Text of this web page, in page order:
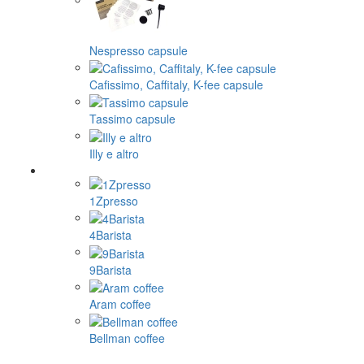
Nespresso capsule
Cafissimo, Caffitaly, K-fee capsule
Tassimo capsule
Illy e altro
1Zpresso
4Barista
9Barista
Aram coffee
Bellman coffee